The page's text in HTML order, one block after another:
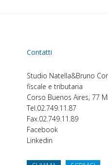
Contatti
Studio Natella&Bruno
fiscale e tributaria
Corso Buenos Aires, 77
Tel.02.749.11.87
Fax.02.749.11.89
Facebook
Linkedin